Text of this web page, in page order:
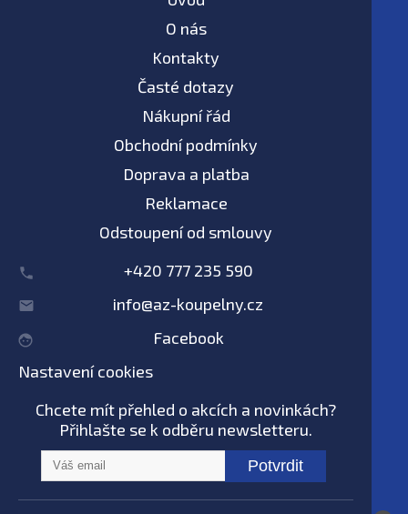
O nás
Kontakty
Časté dotazy
Nákupní řád
Obchodní podmínky
Doprava a platba
Reklamace
Odstoupení od smlouvy
+420 777 235 590
info@az-koupelny.cz
Facebook
Nastavení cookies
Chcete mít přehled o akcích a novinkách?
Přihlašte se k odběru newsletteru.
Potvrdit